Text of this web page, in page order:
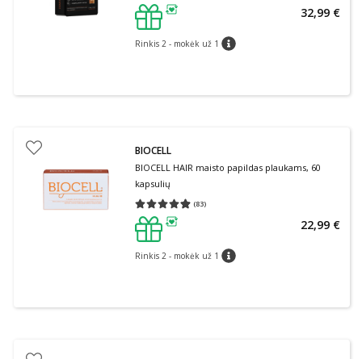
patarimas
Rinkis 2 - mokėk už 1 patarimas
32,99 €
BIOCELL
BIOCELL HAIR maisto papildas plaukams, 60
kapsulių
(83)
Vidutinis įvertinimas 4.88
patarimas
Rinkis 2 - mokėk už 1 patarimas
22,99 €